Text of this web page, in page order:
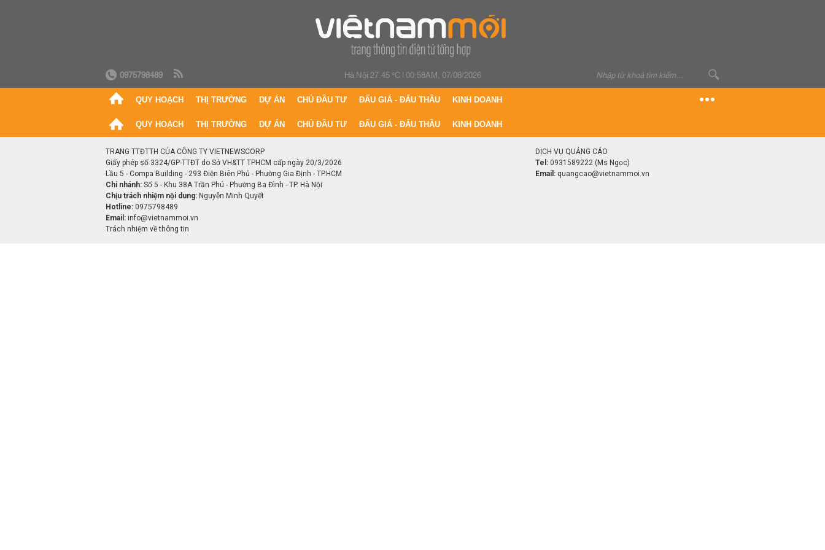
0975798489 Hà Nội 27.45 °C|00:58AM, 07/08/2026
QUY HOẠCH THỊ TRƯỜNG DỰ ÁN CHỦ ĐẦU TƯ ĐẤU GIÁ - ĐẤU THẦU KINH DOANH
QUY HOẠCH THỊ TRƯỜNG DỰ ÁN CHỦ ĐẦU TƯ ĐẤU GIÁ - ĐẤU THẦU KINH DOANH
TRANG TTĐTTH CỦA CÔNG TY VIETNEWSCORP
Giấy phép số 3324/GP-TTĐT do Sở VH&TT TPHCM cấp ngày 20/3/2026
Lầu 5 - Compa Building - 293 Điện Biên Phủ - Phường Gia Định - TP.HCM
Chi nhánh: Số 5 - Khu 38A Trần Phú - Phường Ba Đình - TP. Hà Nội
Chịu trách nhiệm nội dung: Nguyễn Minh Quyết
Hotline: 0975798489
Email: info@vietnammoi.vn
Trách nhiệm về thông tin
DỊCH VỤ QUẢNG CÁO
Tel: 0931589222 (Ms Ngọc)
Email: quangcao@vietnammoi.vn